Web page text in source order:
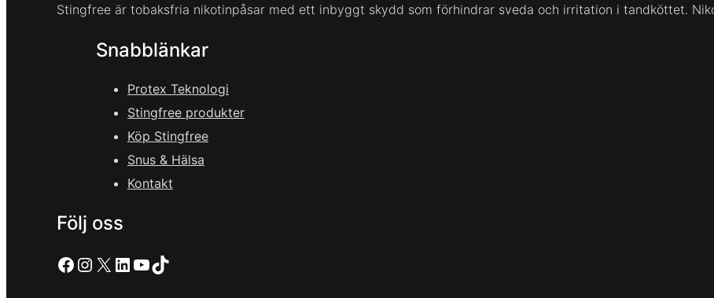
Stingfree är tobaksfria nikotinpåsar med ett inbyggt skydd som förhindrar sveda och irritation i tandköttet.
Snabblänkar
Protex Teknologi
Stingfree produkter
Köp Stingfree
Snus & Hälsa
Kontakt
Följ oss
Facebook
Instagram
X LinkedIn
YouTube
TikTok